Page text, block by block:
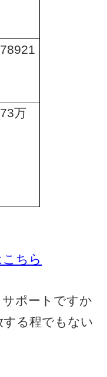
万
ちら
サポートですか
る程でもない